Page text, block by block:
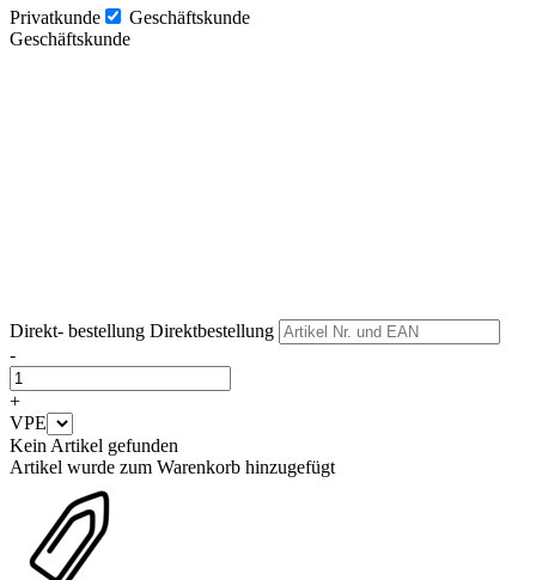
Privatkunde
Geschäftskunde
Geschäftskunde
Direkt- bestellung Direktbestellung
-
+
VPE
Kein Artikel gefunden
Artikel wurde zum Warenkorb hinzugefügt